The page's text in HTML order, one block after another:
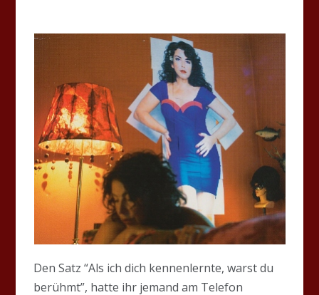
Den Satz “Als ich dich kennenlernte, warst du
berühmt”, hatte ihr jemand am Telefon